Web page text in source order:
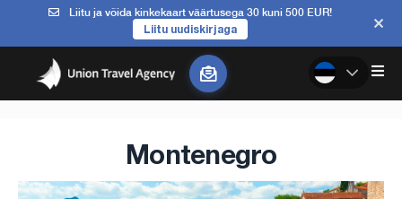
Liitu ja võida kinkekaart väärtusega 30 kuni 500 EUR!
Liitu uudiskirjaga
Montenegro